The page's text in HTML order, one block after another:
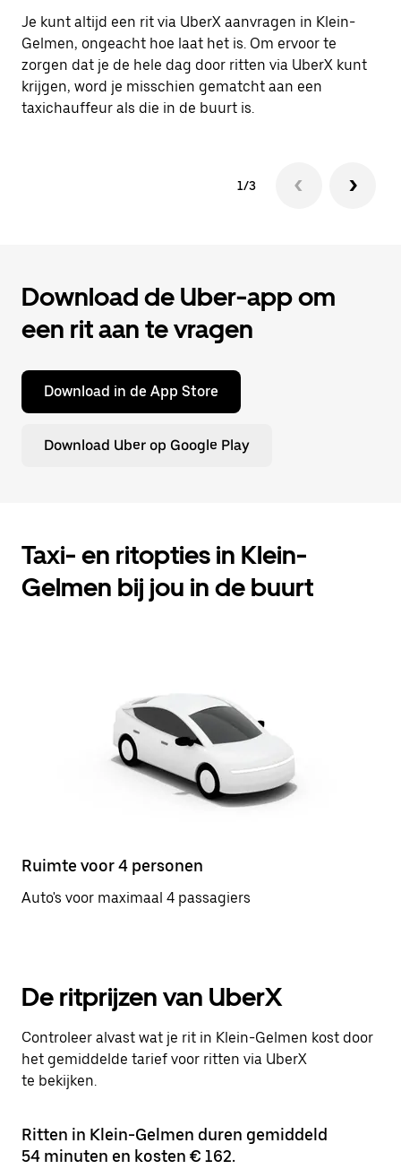
Je kunt altijd een rit via UberX aanvragen in Klein-
Gelmen, ongeacht hoe laat het is. Om ervoor te
zorgen dat je de hele dag door ritten via UberX kunt
krijgen, word je misschien gematcht aan een
taxichauffeur als die in de buurt is.
1/3
Download de Uber-app om
een rit aan te vragen
Download in de App Store
Download Uber op Google Play
Taxi- en ritopties in Klein-
Gelmen bij jou in de buurt
Ruimte voor 4 personen
Auto's voor maximaal 4 passagiers
De ritprijzen van UberX
Controleer alvast wat je rit in Klein-Gelmen kost door
het gemiddelde tarief voor ritten via UberX
te bekijken.
Ritten in Klein-Gelmen duren gemiddeld
54 minuten en kosten € 162.